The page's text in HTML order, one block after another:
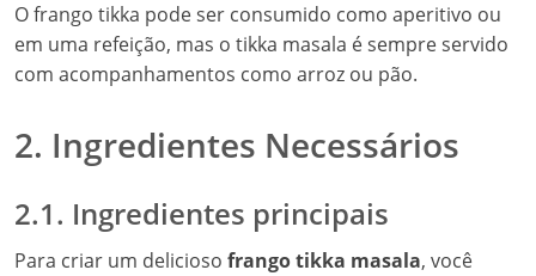
O frango tikka pode ser consumido como aperitivo ou
em uma refeição, mas o tikka masala é sempre servido
com acompanhamentos como arroz ou pão.
2. Ingredientes Necessários
2.1. Ingredientes principais
Para criar um delicioso frango tikka masala, você